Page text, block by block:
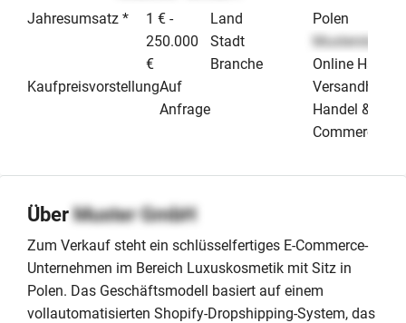
Jahresumsatz *
1 € -
250.000
€
KaufpreisvorstellungAuf
Anfrage
Land
Polen
Stadt
Musterstadt
Branche
Online
Handel & E-
Commerce
ÜberMuster GmbH
Zum Verkauf steht ein schlüsselfertiges E-Commerce-
Unternehmen im Bereich Luxuskosmetik mit Sitz in
Polen. Das Geschäftsmodell basiert auf einem
vollautomatisierten Shopify-Dropshipping-System, das